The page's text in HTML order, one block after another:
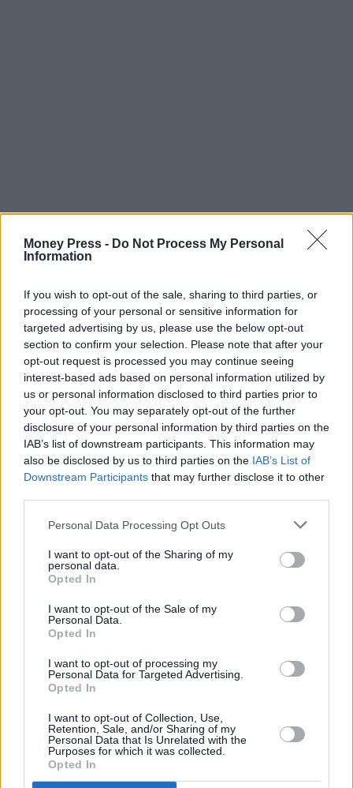
Money Press - Do Not Process My Personal
Information
If you wish to opt-out of the sale, sharing to third parties, or
processing of your personal or sensitive information for
targeted advertising by us, please use the below opt-out
section to confirm your selection. Please note that after your
opt-out request is processed you may continue seeing
interest-based ads based on personal information utilized by
us or personal information disclosed to third parties prior to
your opt-out. You may separately opt-out of the further
disclosure of your personal information by third parties on the
IAB’s list of downstream participants. This information may
also be disclosed by us to third parties on the IAB’s List of
Downstream Participants that may further disclose it to other
Personal Data Processing Opt Outs
I want to opt-out of the Sharing of my
personal data.
Opted In
I want to opt-out of the Sale of my
Personal Data.
Opted In
I want to opt-out of processing my
Personal Data for Targeted Advertising.
Opted In
I want to opt-out of Collection, Use,
Retention, Sale, and/or Sharing of my
Personal Data that Is Unrelated with the
Purposes for which it was collected.
Opted In